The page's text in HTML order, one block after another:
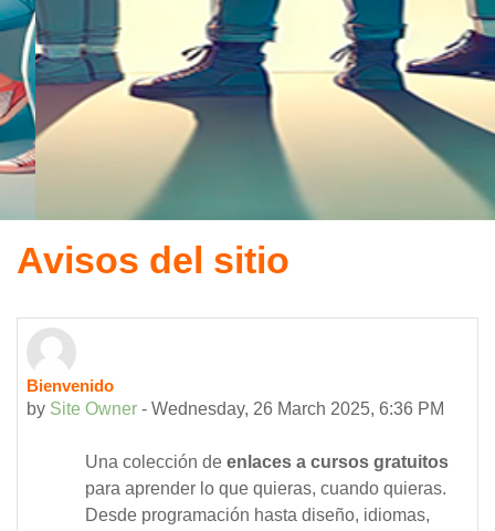
Avisos del sitio
Bienvenido
by Site Owner - Wednesday, 26 March 2025, 6:36 PM
Una colección de enlaces a cursos gratuitos
para aprender lo que quieras, cuando quieras.
Desde programación hasta diseño, idiomas,